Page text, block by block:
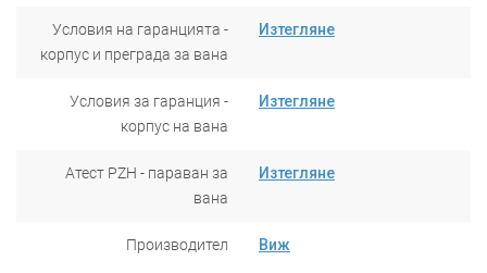
Условия на гаранцията -
корпус и преграда за вана
Изтегляне
Условия за гаранция -
корпус на вана
Изтегляне
Атест PZH - параван за
вана
Изтегляне
Производител Виж